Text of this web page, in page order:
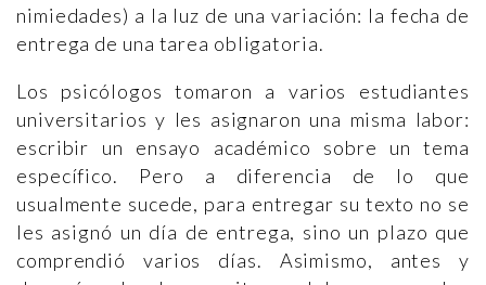
nimiedades) a la luz de una variación: la fecha de
entrega de una tarea obligatoria.
Los psicólogos tomaron a varios estudiantes
universitarios y les asignaron una misma labor:
escribir un ensayo académico sobre un tema
específico. Pero a diferencia de lo que
usualmente sucede, para entregar su texto no se
les asignó un día de entrega, sino un plazo que
comprendió varios días. Asimismo, antes y